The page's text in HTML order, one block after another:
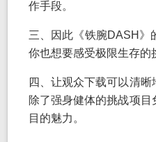
作手段。
三、因此《铁腕DASH》
你也想要感受极限生存的
四、让观众下载可以清晰
除了强身健体的挑战项
目的魅力。